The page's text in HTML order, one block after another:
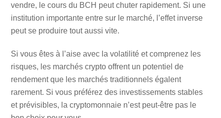
vendre, le cours du BCH peut chuter rapidement. Si une
institution importante entre sur le marché, l’effet inverse
peut se produire tout aussi vite.
Si vous êtes à l’aise avec la volatilité et comprenez les
risques, les marchés crypto offrent un potentiel de
rendement que les marchés traditionnels égalent
rarement. Si vous préférez des investissements stables
et prévisibles, la cryptomonnaie n’est peut-être pas le